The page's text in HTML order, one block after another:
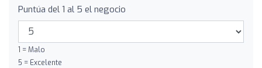
Puntúa del 1 al 5 el negocio
1 = Malo
5 = Excelente